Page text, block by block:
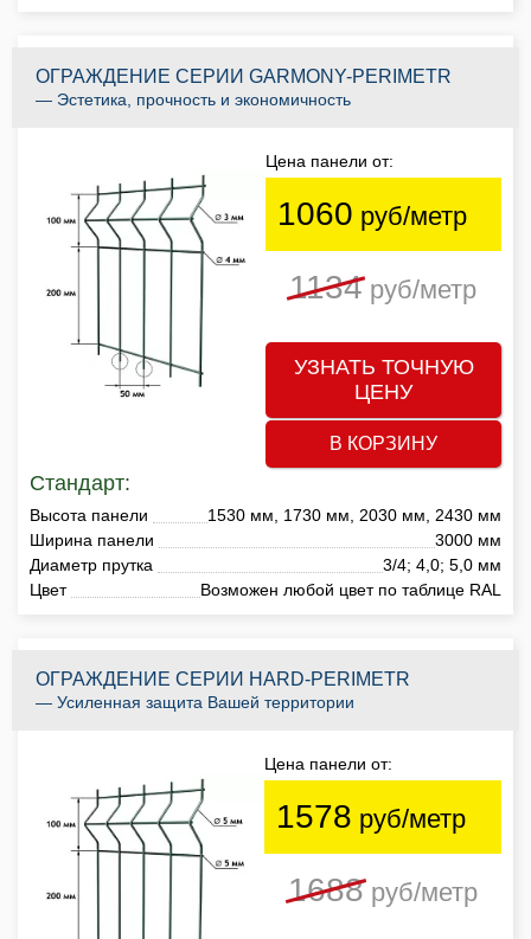
ОГРАЖДЕНИЕ СЕРИИ GARMONY-PERIMETR
— Эстетика, прочность и экономичность
Цена панели от:
1060 руб/метр
1134руб/метр
УЗНАТЬ ТОЧНУЮ
ЦЕНУ
В КОРЗИНУ
Стандарт:
Высота панели
1530 мм, 1730 мм, 2030 мм, 2430 мм
Ширина панели
3000 мм
Диаметр прутка
3/4; 4,0; 5,0 мм
Цвет
Возможен любой цвет по таблице RAL
ОГРАЖДЕНИЕ СЕРИИ HARD-PERIMETR
— Усиленная защита Вашей территории
Цена панели от:
1578 руб/метр
1688руб/метр